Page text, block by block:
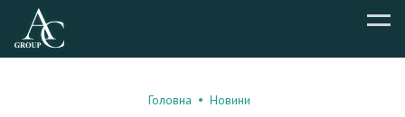
Головна Новини